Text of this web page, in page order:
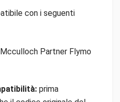
con i seguenti
Partner Flymo
prima